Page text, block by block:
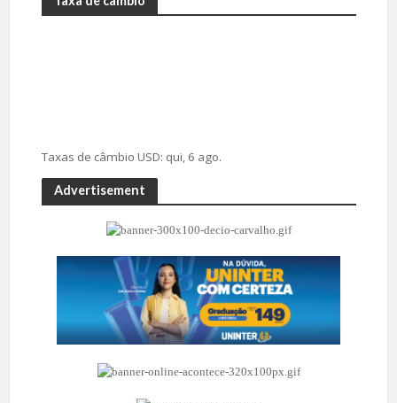
Taxas de câmbio USD: qui, 6 ago.
Advertisement